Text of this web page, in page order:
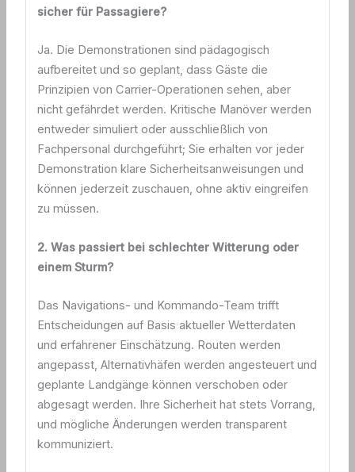
sicher für Passagiere?
Ja. Die Demonstrationen sind pädagogisch
aufbereitet und so geplant, dass Gäste die
Prinzipien von Carrier-Operationen sehen, aber
nicht gefährdet werden. Kritische Manöver werden
entweder simuliert oder ausschließlich von
Fachpersonal durchgeführt; Sie erhalten vor jeder
Demonstration klare Sicherheitsanweisungen und
können jederzeit zuschauen, ohne aktiv eingreifen
zu müssen.
2. Was passiert bei schlechter Witterung oder
einem Sturm?
Das Navigations- und Kommando-Team trifft
Entscheidungen auf Basis aktueller Wetterdaten
und erfahrener Einschätzung. Routen werden
angepasst, Alternativhäfen werden angesteuert und
geplante Landgänge können verschoben oder
abgesagt werden. Ihre Sicherheit hat stets Vorrang,
und mögliche Änderungen werden transparent
kommuniziert.